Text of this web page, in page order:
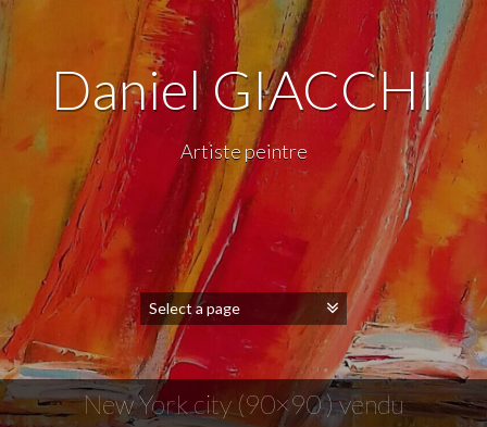
Daniel GIACCHI
Artiste peintre
New York city (90×90 ) vendu